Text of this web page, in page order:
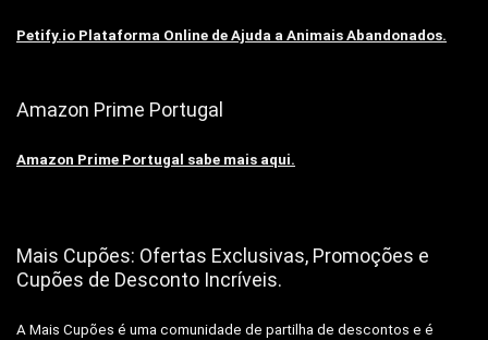
Petify.io Plataforma Online de Ajuda a Animais Abandonados.
Amazon Prime Portugal
Amazon Prime Portugal sabe mais aqui.
Mais Cupões: Ofertas Exclusivas, Promoções e
Cupões de Desconto Incríveis.
A Mais Cupões é uma comunidade de partilha de descontos e é